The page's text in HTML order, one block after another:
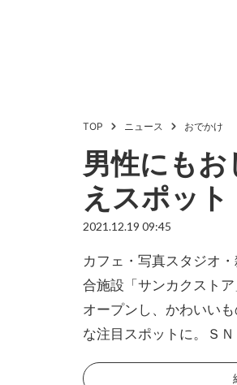
TOP ニュース おでかけ
男性にも
えスポット
2021.12.19 09:45
カフェ・写真スタジオ
合施設「サンカクスト
オープンし、かわいい
な注目スポットに。Ｓ